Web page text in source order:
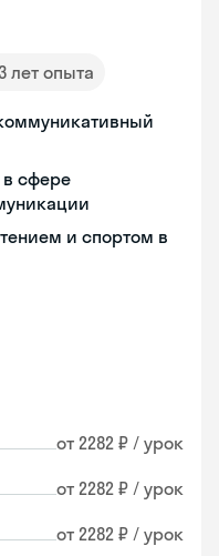
лет опыта
в сфере
и спортом в
от 2282 ₽ / урок
от 2282 ₽ / урок
от 2282 ₽ / урок